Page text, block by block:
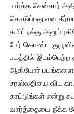
பார்த்த சென்சார்
கொடுப்பது என
கமிட்டிக்கு
பேர் கொண்ட
படத்தில் இடம்பெற்ற
ஆகியோர் படங்களை
சரஸ்வதியை விட
காட்டுங்கள் என்று
வார்த்தையை நீக்க